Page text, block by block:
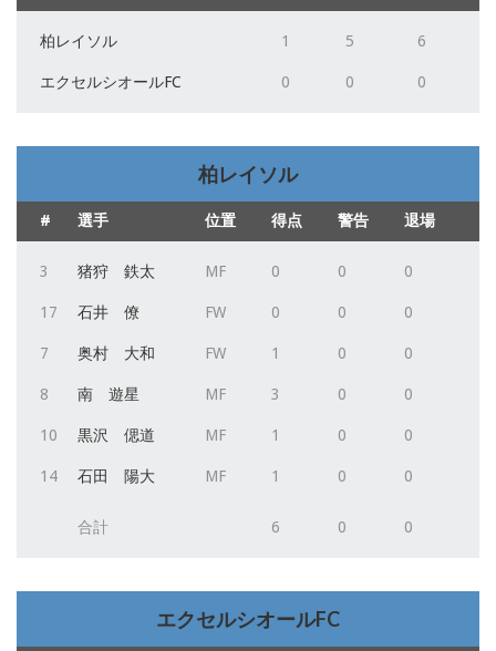
柏レイソル 1 5 6
エクセルシオールFC 0 0 0
柏レイソル
# 選手 位置 得点 警告 退場
3 猪狩 鉄太 MF 0 0 0
17 石井 僚 FW 0 0 0
7 奥村 大和 FW 1 0 0
8 南 遊星 MF 3 0 0
10 黒沢 偲道 MF 1 0 0
14 石田 陽大 MF 1 0 0
合計 6 0 0
エクセルシオールFC